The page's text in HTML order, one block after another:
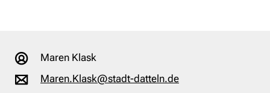
Maren Klask
Maren.Klask@stadt-datteln.de